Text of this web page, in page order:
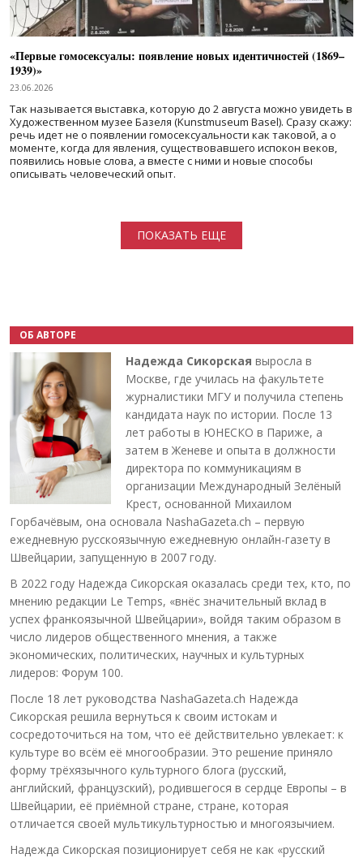
«Первые гомосексуалы: появление новых идентичностей (1869–
1939)»
23.06.2026
Так называется выставка, которую до 2 августа можно увидеть в
Художественном музее Базеля (Kunstmuseum Basel). Сразу скажу:
речь идет не о появлении гомосексуальности как таковой, а о
моменте, когда для явления, существовавшего испокон веков,
появились новые слова, а вместе с ними и новые способы
описывать человеческий опыт.
ПОКАЗАТЬ ЕЩЕ
ОБ АВТОРЕ
Надежда Сикорская выросла в
Москве, где училась на факультете
журналистики МГУ и получила степень
кандидата наук по истории. После 13
лет работы в ЮНЕСКО в Париже, а
затем в Женеве и опыта в должности
директора по коммуникациям в
организации Международный Зелёный
Крест, основанной Михаилом
Горбачёвым, она основала NashaGazeta.ch – первую
ежедневную русскоязычную ежедневную онлайн-газету в
Швейцарии, запущенную в 2007 году.
В 2022 году Надежда Сикорская оказалась среди тех, кто, по
мнению редакции Le Temps, «внёс значительный вклад в
успех франкоязычной Швейцарии», войдя таким образом в
число лидеров общественного мнения, а также
экономических, политических, научных и культурных
лидеров: Форум 100.
После 18 лет руководства NashaGazeta.ch Надежда
Сикорская решила вернуться к своим истокам и
сосредоточиться на том, что её действительно увлекает: к
культуре во всём её многообразии. Это решение приняло
форму трёхязычного культурного блога (русский,
английский, французский), родившегося в сердце Европы – в
Швейцарии, её приёмной стране, стране, которая
отличается своей мультикультурностью и многоязычием.
Надежда Сикорская позиционирует себя не как «русский